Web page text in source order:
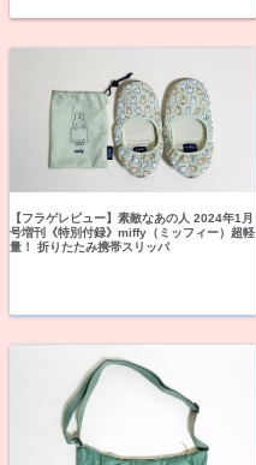
【フラゲレビュー】素敵なあの人 2024年1月
号増刊《特別付録》miffy（ミッフィー）超軽
量！ 折りたたみ携帯スリッパ